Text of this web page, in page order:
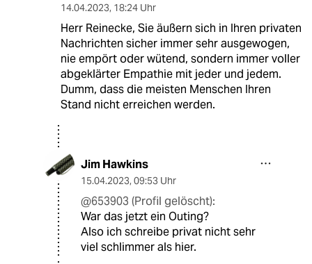
14.04.2023, 18:24 Uhr
Herr Reinecke, Sie äußern sich in Ihren privaten
Nachrichten sicher immer sehr ausgewogen,
nie empört oder wütend, sondern immer voller
abgeklärter Empathie mit jeder und jedem.
Dumm, dass die meisten Menschen Ihren
Stand nicht erreichen werden.
Jim Hawkins
15.04.2023, 09:53 Uhr
@653903 (Profil gelöscht):
War das jetzt ein Outing?
Also ich schreibe privat nicht sehr
viel schlimmer als hier.